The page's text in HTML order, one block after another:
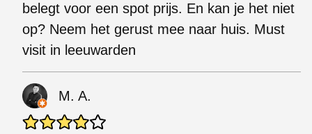
belegt voor een spot prijs. En kan je het niet
op? Neem het gerust mee naar huis. Must
visit in leeuwarden
M. A.